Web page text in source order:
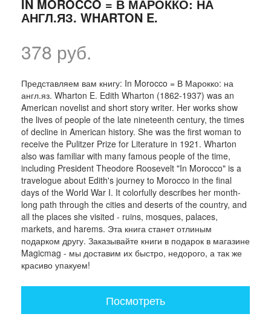
IN MOROCCO = В МАРОККО: НА
АНГЛ.ЯЗ. WHARTON E.
378 руб.
Представляем вам книгу: In Morocco = В Марокко: на
англ.яз. Wharton E. Edith Wharton (1862-1937) was an
American novelist and short story writer. Her works show
the lives of people of the late nineteenth century, the times
of decline in American history. She was the first woman to
receive the Pulitzer Prize for Literature in 1921. Wharton
also was familiar with many famous people of the time,
including President Theodore Roosevelt "In Morocco" is a
travelogue about Edith's journey to Morocco in the final
days of the World War I. It colorfully describes her month-
long path through the cities and deserts of the country, and
all the places she visited - ruins, mosques, palaces,
markets, and harems. Эта книга станет отлиным
подарком другу. Заказывайте книги в подарок в магазине
Magicmag - мы доставим их быстро, недорого, а так же
красиво упакуем!
Посмотреть